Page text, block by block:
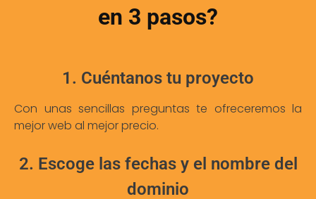
en 3 pasos?
1. Cuéntanos tu proyecto
Con unas sencillas preguntas te ofreceremos la
mejor web al mejor precio.
2. Escoge las fechas y el nombre del
dominio